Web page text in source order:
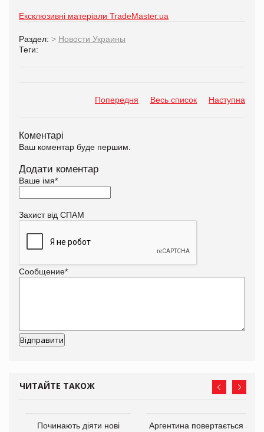
Ексклюзивні матеріали TradeMaster.ua
Раздел: > Новости Украины
Теги:
Попередня Весь список Наступна
Коментарі
Ваш коментар буде першим.
Додати коментар
Ваше імя*
Захист від СПАМ
Сообщение*
ЧИТАЙТЕ ТАКОЖ
Починають діяти нові
Аргентина повертається з